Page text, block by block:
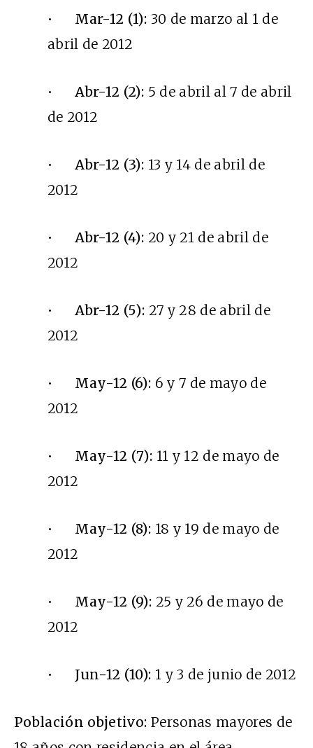
• Mar-12 (1): 30 de marzo al 1 de
abril de 2012
•Abr-12 (2): 5 de abril al 7 de abril
de 2012
•Abr-12 (3): 13 y 14 de abril de
2012
•Abr-12 (4): 20 y 21 de abril de
2012
•Abr-12 (5): 27 y 28 de abril de
2012
• May-12 (6): 6 y 7 de mayo de
2012
• May-12 (7): 11 y 12 de mayo de
2012
• May-12 (8): 18 y 19 de mayo de
2012
• May-12 (9): 25 y 26 de mayo de
2012
• Jun-12 (10): 1 y 3 de junio de 2012
Población objetivo: Personas mayores de